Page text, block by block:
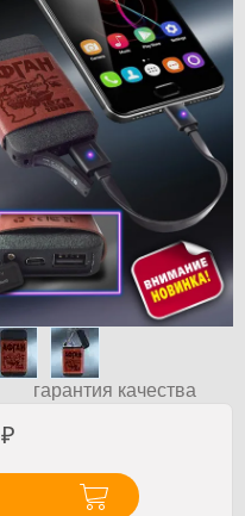
гарантия качества
₽